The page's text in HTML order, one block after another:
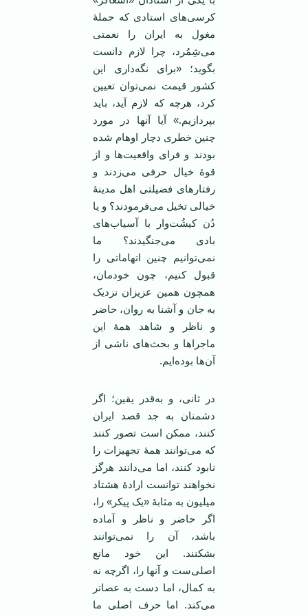
کرسی‌های استادی که حملۀ
مغول به ایران را نعمتی
می‌شِمُرد، چرا لازم دانست
بگوید؛ «برای نگه‌داری این
کشور قیمت نمی‌توان تعیین
کرد، هرچه که لازم آید، باید
بپردازیم.» آیا آنها در مورد
چنین خطری دچار اوهام شده
بودند و فرای واقعیت‌ها و از
قوۀ خیال حرفی می‌زدند و
رفتارهای فضیلتی اهل مدینۀ
خیالی تخیل می‌فرمودند؟ و یا
دُن کیشُت‌وار با آسیاب‌های
بادی می‌جنگیدند؟ ما
نمی‌توانیم چنین اتهاماتی را
قبول کنیم، چون خودمان،
همچون همین عزیزان نزدیک
به جان و آشنا به روان، حاضر
و ناظر و شاهد همۀ این
ماجراها و بحث‌های ناشی از
آن‌ها بوده‌ایم.
در ثانی، و به‌قدر یقین؛ اگر
دشمنان به جد قصد ایران
کنند، ممکن است تصور کنند
که می‌توانند همۀ تجهیزات را
نابود کنند، اما می‌دانند هرگز
نخواهند توانست ارادۀ هشتاد
میلیون به مثابۀ «یک پیکر» را،
اگر حاضر و ناظر و آماده
باشد، آن را نمی‌توانند
بشکنند. این خود مانع
اصلی‌ست و آنها را، اگرچه نه
به کمال، اما دست به عصاتر
می‌‌کند. اما حرف اصلی ما